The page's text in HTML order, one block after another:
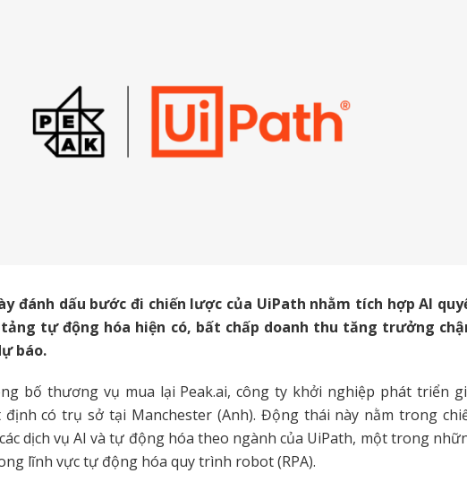
đánh dấu bước đi chiến lược của UiPath nhằm tích hợp AI
tự động hóa hiện có, bất chấp doanh thu tăng trưởng
báo.
bố thương vụ mua lại Peak.ai, công ty khởi nghiệp phát triển
định có trụ sở tại Manchester (Anh). Động thái này nằm trong
dịch vụ AI và tự động hóa theo ngành của UiPath, một trong
lĩnh vực tự động hóa quy trình robot (RPA).